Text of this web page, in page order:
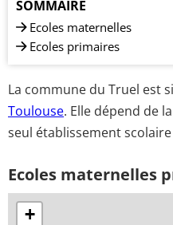
SOMMAIRE
Ecoles maternelles
Ecoles primaires
La commune du Truel est
Toulouse. Elle dépend de
seul établissement
Ecoles maternelles
+